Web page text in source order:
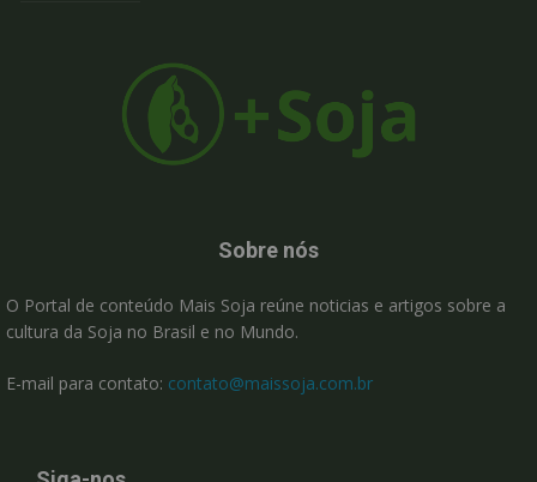
Sobre nós
O Portal de conteúdo Mais Soja reúne noticias e artigos sobre a
cultura da Soja no Brasil e no Mundo.
E-mail para contato: contato@maissoja.com.br